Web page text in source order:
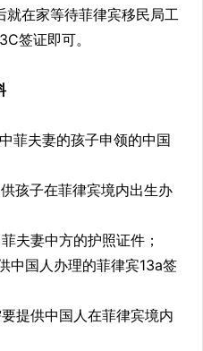
就在家等待菲律宾移民局工
签证即可。
菲夫妻的孩子申领的中国
孩子在菲律宾境内出生办
夫妻中方的护照证件；
中国人办理的菲律宾13a签
提供中国人在菲律宾境内